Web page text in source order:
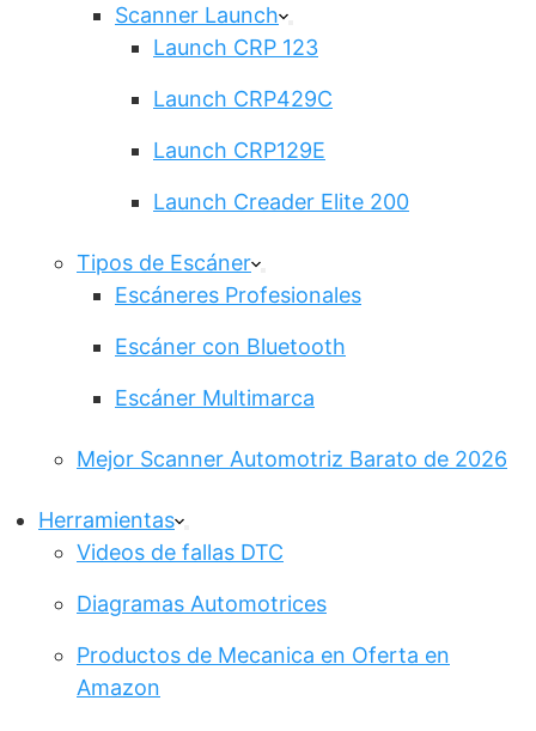
Scanner Launch
Launch CRP 123
Launch CRP429C
Launch CRP129E
Launch Creader Elite 200
Tipos de Escáner
Escáneres Profesionales
Escáner con Bluetooth
Escáner Multimarca
Mejor Scanner Automotriz Barato de 2026
Herramientas
Videos de fallas DTC
Diagramas Automotrices
Productos de Mecanica en Oferta en
Amazon